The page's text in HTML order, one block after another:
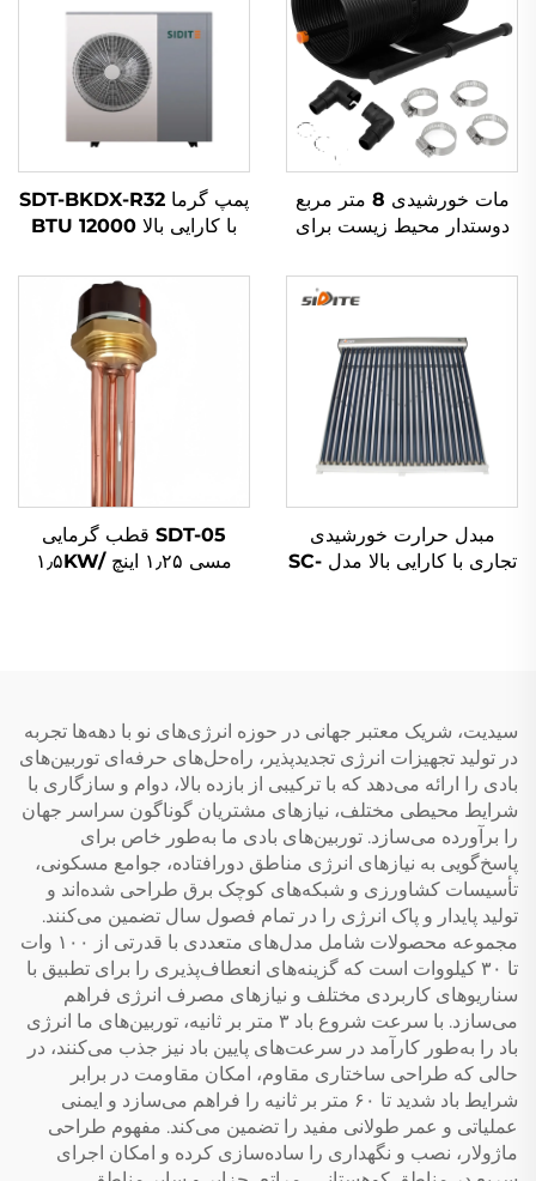
مات خورشیدی 8 متر مربع
دوستدار محیط زیست برای
رubber بیرونی برای
گرمایش آب
پمپ گرما SDT-BKDX-R32
با کارایی بالا 12000 BTU
زیست برای استفاده در خانه،
دفتر و فضاهای تجاری به
صورت آرام
مبدل حرارت خورشیدی
تجاری با کارایی بالا مدل SC-
SDT-05 قطب گرمایی
مسی ۱٫۲۵ اینچ ۱٫۵KW/
سیدیت، شریک معتبر جهانی در حوزه انرژی‌های نو با دهه‌ها تجربه
در تولید تجهیزات انرژی تجدیدپذیر، راه‌حل‌های حرفه‌ای توربین‌های
بادی را ارائه می‌دهد که با ترکیبی از بازده بالا، دوام و سازگاری با
شرایط محیطی مختلف، نیازهای مشتریان گوناگون سراسر جهان
را برآورده می‌سازد. توربین‌های بادی ما به‌طور خاص برای
پاسخ‌گویی به نیازهای انرژی مناطق دورافتاده، جوامع مسکونی،
تأسیسات کشاورزی و شبکه‌های کوچک برق طراحی شده‌اند و
تولید پایدار و پاک انرژی را در تمام فصول سال تضمین می‌کنند.
مجموعه محصولات شامل مدل‌های متعددی با قدرتی از ۱۰۰ وات
تا ۳۰ کیلووات است که گزینه‌های انعطاف‌پذیری را برای تطبیق با
سناریوهای کاربردی مختلف و نیازهای مصرف انرژی فراهم
می‌سازد. با سرعت شروع باد ۳ متر بر ثانیه، توربین‌های ما انرژی
باد را به‌طور کارآمد در سرعت‌های پایین باد نیز جذب می‌کنند، در
حالی که طراحی ساختاری مقاوم، امکان مقاومت در برابر
شرایط باد شدید تا ۶۰ متر بر ثانیه را فراهم می‌سازد و ایمنی
عملیاتی و عمر طولانی مفید را تضمین می‌کند. مفهوم طراحی
ماژولار، نصب و نگهداری را ساده‌سازی کرده و امکان اجرای